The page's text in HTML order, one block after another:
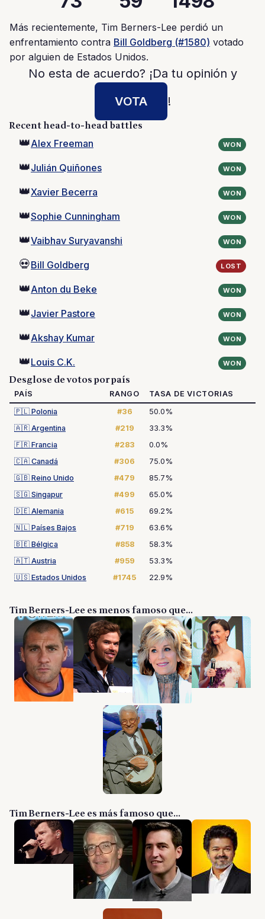
Más recientemente, Tim Berners-Lee perdió un
enfrentamiento contra Bill Goldberg (#1580) votado
por alguien de Estados Unidos.
No esta de acuerdo? ¡Da tu opinión y
VOTA
!
Recent head-to-head battles
👑Alex Freeman WON
👑Julián Quiñones WON
👑Xavier Becerra WON
👑Sophie Cunningham WON
👑Vaibhav Suryavanshi WON
💀Bill Goldberg LOST
👑Anton du Beke WON
👑Javier Pastore WON
👑Akshay Kumar WON
👑Louis C.K. WON
Desglose de votos por país
PAÍS RANGO
TASA DE VICTORIAS
🇵🇱 Polonia #36
50.0%
🇦🇷 Argentina #219
33.3%
🇫🇷 Francia #283
0.0%
🇨🇦 Canadá #306
75.0%
🇬🇧 Reino Unido #479
85.7%
🇸🇬 Singapur #499
65.0%
🇩🇪 Alemania #615
69.2%
🇳🇱 Países Bajos #719
63.6%
🇧🇪 Bélgica #858
58.3%
🇦🇹 Austria #959
53.3%
🇺🇸 Estados Unidos #1745 22.9%
Tim Berners-Lee es menos famoso que...
Tim Berners-Lee es más famoso que...